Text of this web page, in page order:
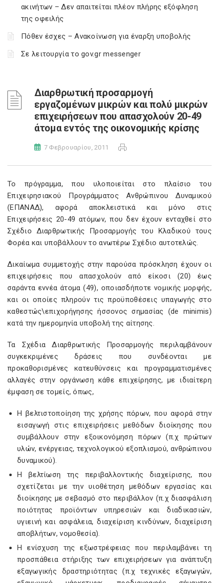
ακινήτων – Δεν απαιτείται πλέον πλήρης εξόφληση
της οφειλής
Πόθεν έσχες – Ανακοίνωση για έναρξη υποβολής
Σε λειτουργία το gov.gr messenger
Διαρθρωτική προσαρμογή
εργαζομένων μικρών και πολύ μικρών
επιχειρήσεων που απασχολούν 20-49
άτομα εντός της οικονομικής κρίσης
7 Φεβρουαρίου, 2011
Το πρόγραμμα, που υλοποιείται στο πλαίσιο του
Επιχειρησιακού Προγράμματος Ανθρώπινου Δυναμικού
(ΕΠΑΝΑΔ), αφορά αποκλειστικά και μόνο στις
Επιχειρήσεις 20-49 ατόμων, που δεν έχουν ενταχθεί στο
Σχέδιο Διαρθρωτικής Προσαρμογής του Κλαδικού τους
Φορέα και υποβάλλουν το ανωτέρω Σχέδιο αυτοτελώς.
Δικαίωμα συμμετοχής στην παρούσα πρόσκληση έχουν οι
επιχειρήσεις που απασχολούν από είκοσι (20) έως
σαράντα εννέα άτομα (49), οποιασδήποτε νομικής μορφής,
και οι οποίες πληρούν τις προϋποθέσεις υπαγωγής στο
καθεστώς\επιχορήγησης ήσσονος σημασίας (de minimis)
κατά την ημερομηνία υποβολή της αίτησης.
Τα Σχέδια Διαρθρωτικής Προσαρμογής περιλαμβάνουν
συγκεκριμένες δράσεις που συνδέονται με
προκαθορισμένες κατευθύνσεις και προγραμματισμένες
αλλαγές στην οργάνωση κάθε επιχείρησης, με ιδιαίτερη
έμφαση σε τομείς, όπως,
Η βελτιστοποίηση της χρήσης πόρων, που αφορά στην
εισαγωγή στις επιχειρήσεις μεθόδων διοίκησης που
συμβάλλουν στην εξοικονόμηση πόρων (π.χ πρώτων
υλών, ενέργειας, τεχνολογικού εξοπλισμού, ανθρώπινου
δυναμικού).
Η βελτίωση της περιβαλλοντικής διαχείρισης, που
σχετίζεται με την υιοθέτηση μεθόδων εργασίας και
διοίκησης με σεβασμό στο περιβάλλον (π.χ διασφάλιση
ποιότητας προϊόντων υπηρεσιών και διαδικασιών,
υγιεινή και ασφάλεια, διαχείριση κινδύνων, διαχείριση
αποβλήτων, νομοθεσία).
Η ενίσχυση της εξωστρέφειας που περιλαμβάνει τη
προσπάθεια στήριξης των επιχειρήσεων για ανάπτυξη
εξαγωγικής δραστηριότητας (π.χ τεχνικές εξαγωγών,